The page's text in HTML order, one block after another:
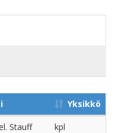
Yksikkö
Stauff kpl